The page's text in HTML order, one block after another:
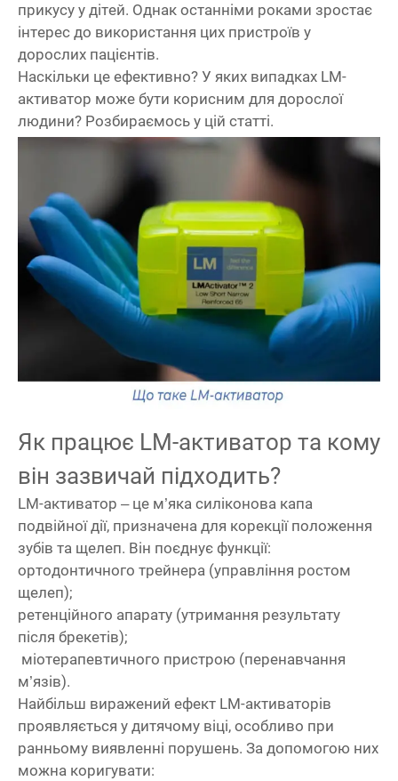
прикусу у дітей. Однак останніми роками зростає
інтерес до використання цих пристроїв у
дорослих пацієнтів.
Наскільки це ефективно? У яких випадках LM-
активатор може бути корисним для дорослої
людини? Розбираємось у цій статті.
Як працює LM-активатор та кому
він зазвичай підходить?
LM-активатор – це м’яка силіконова капа
подвійної дії, призначена для корекції положення
зубів та щелеп. Він поєднує функції:
ортодонтичного трейнера (управління ростом
щелеп);
ретенційного апарату (утримання результату
після брекетів);
міотерапевтичного пристрою (перенавчання
м’язів).
Найбільш виражений ефект LM-активаторів
проявляється у дитячому віці, особливо при
ранньому виявленні порушень. За допомогою них
можна коригувати: